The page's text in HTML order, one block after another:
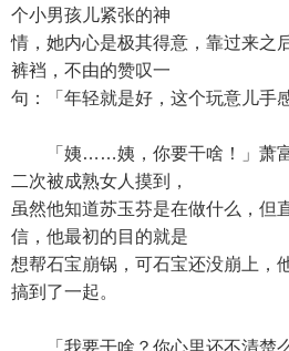
个小男孩儿紧张的神
情，她内心是极其得意，靠过来之
裤裆，不由的赞叹一
句：「年轻就是好，这个玩意儿手
「姨……姨，你要干啥！」萧富
二次被成熟女人摸到，
虽然他知道苏玉芬是在做什么，但
信，他最初的目的就是
想帮石宝崩锅，可石宝还没崩上，
搞到了一起。
「我要干啥？你心里还不清楚